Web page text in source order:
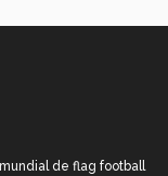
de flag football